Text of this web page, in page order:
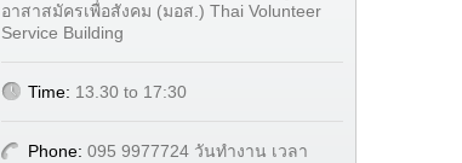
อาสาสมัครเพื่อสังคม (มอส.) Thai Volunteer
Service Building
Time: 13.30 to 17:30
Phone: 095 9977724 วันทำงาน เวลา